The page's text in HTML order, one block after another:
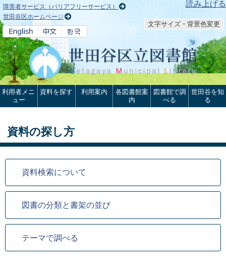
本文へ 読み上げる
障害者サービス（バリアフリーサービス）
世田谷区ホームページ
文字サイズ・背景色変更
利用者メニ
ュー
資料を探す 利用案内
各図書館案
内
図書館で調
べる
世田谷を知
る
資料の探し方
資料検索について
図書の分類と書架の並び
テーマで調べる